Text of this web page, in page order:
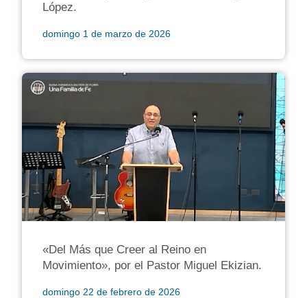
López.
domingo 1 de marzo de 2026
«Del Más que Creer al Reino en
Movimiento», por el Pastor Miguel Ekizian.
domingo 22 de febrero de 2026